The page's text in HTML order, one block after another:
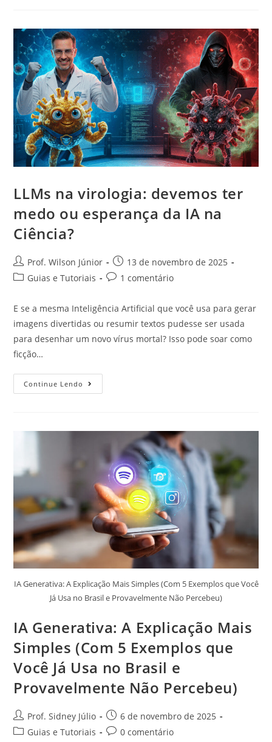
LLMs na virologia: devemos ter
medo ou esperança da IA na
Ciência?
Prof. Wilson Júnior
13 de novembro de 2025
Guias e Tutoriais
1 comentário
E se a mesma Inteligência Artificial que você usa para gerar
imagens divertidas ou resumir textos pudesse ser usada
para desenhar um novo vírus mortal? Isso pode soar como
ficção…
Continue Lendo
IA Generativa: A Explicação Mais Simples (Com 5 Exemplos que Você
Já Usa no Brasil e Provavelmente Não Percebeu)
IA Generativa: A Explicação Mais
Simples (Com 5 Exemplos que
Você Já Usa no Brasil e
Provavelmente Não Percebeu)
Prof. Sidney Júlio
6 de novembro de 2025
Guias e Tutoriais
0 comentário